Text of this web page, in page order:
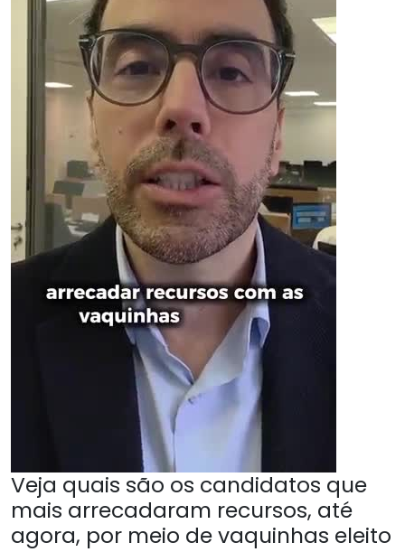
Veja quais são os candidatos que
mais arrecadaram recursos, até
agora, por meio de vaquinhas eleito